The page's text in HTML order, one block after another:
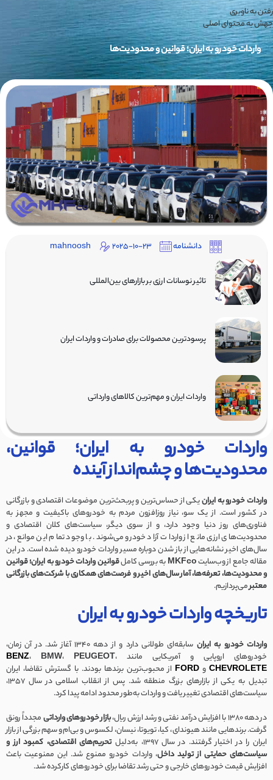
رفتن به ناوبری
جهش به محتوای اصلی
واردات خودرو به ایران؛ قوانین و محدودیت‌ها
دانشنامه 2025-10-23
mahnoosh
تاثیر نوسانات ارزی بر بازارهای بین‌المللی
پرسودترین محصولات برای صادرات و واردات ایران
واردات ایران و مهم‌ترین کالاهای وارداتی
واردات خودرو به ایران؛ قوانین،
محدودیت‌ها و چشم‌انداز آینده
واردات خودرو به ایرانیکی از حساس‌ترین و پربحث‌ترین موضوعات اقتصادی و بازرگانی
در کشور است. از یک سو، نیاز روزافزون مردم به خودروهای باکیفیت و مجهز به
فناوری‌های روز دنیا وجود دارد، و از سوی دیگر، سیاست‌های کلان اقتصادی و
محدودیت‌های ارزی مانع از واردات آزاد خودرو می‌شوند. با وجود تمام این موانع، در
سال‌های اخیر نشانه‌هایی از باز شدن دوباره مسیر واردات خودرو دیده شده است. در این
مقاله جامع از وب‌سایتMKFcoبه بررسی کاملقوانین واردات خودرو به ایران؛ قوانین
و محدودیت‌ها، تعرفه‌ها، آمار سال‌های اخیر و فرصت‌های همکاری با شرکت‌های بازرگانی
معتبرمی‌پردازیم.
تاریخچه واردات خودرو به ایران
واردات خودرو به ایران
سابقه‌ای طولانی دارد و از دهه ۱۳۴۰ آغاز شد. در آن زمان،
خودروهای اروپایی و آمریکایی مانند
BENZ، BMW، PEUGEOT،
CHEVROLETE و FORD
از محبوب‌ترین برندها بودند. با گسترش تقاضا، ایران
تبدیل به یکی از بازارهای بزرگ منطقه شد. پس از انقلاب اسلامی در سال 1357،
سیاست‌های اقتصادی تغییر یافت و واردات به‌طور محدود ادامه پیدا کرد.
در دهه 1380 با افزایش درآمد نفتی و رشد ارزش ریال،
بازار خودروهای وارداتیمجدداً رونق
گرفت. برندهایی مانند هیوندای، کیا، تویوتا، نیسان، لکسوس و بی‌ام‌و سهم بزرگی از بازار
ایران را در اختیار گرفتند. در سال 1397، به‌دلیل
تحریم‌های اقتصادی، کمبود ارز و
سیاست‌های حمایتی از تولید داخل، واردات خودرو ممنوع شد. این ممنوعیت باعث
افزایش قیمت خودروهای خارجی و حتی رشد تقاضا برای خودروهای کارکرده شد.